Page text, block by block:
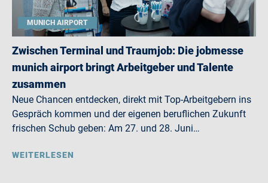
MUNICH AIRPORT
Zwischen Terminal und Traumjob: Die jobmesse
munich airport bringt Arbeitgeber und Talente
zusammen
Neue Chancen entdecken, direkt mit Top-Arbeitgebern ins
Gespräch kommen und der eigenen beruflichen Zukunft
frischen Schub geben: Am 27. und 28. Juni…
WEITERLESEN